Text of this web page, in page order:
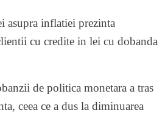
asupra inflatiei prezinta
cu credite in lei cu dobanda
de politica monetara a tras
ceea ce a dus la diminuarea